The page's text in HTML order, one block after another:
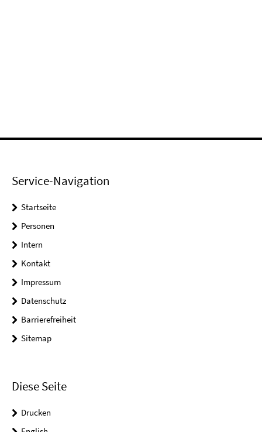
Service-Navigation
Startseite
Personen
Intern
Kontakt
Impressum
Datenschutz
Barrierefreiheit
Sitemap
Diese Seite
Drucken